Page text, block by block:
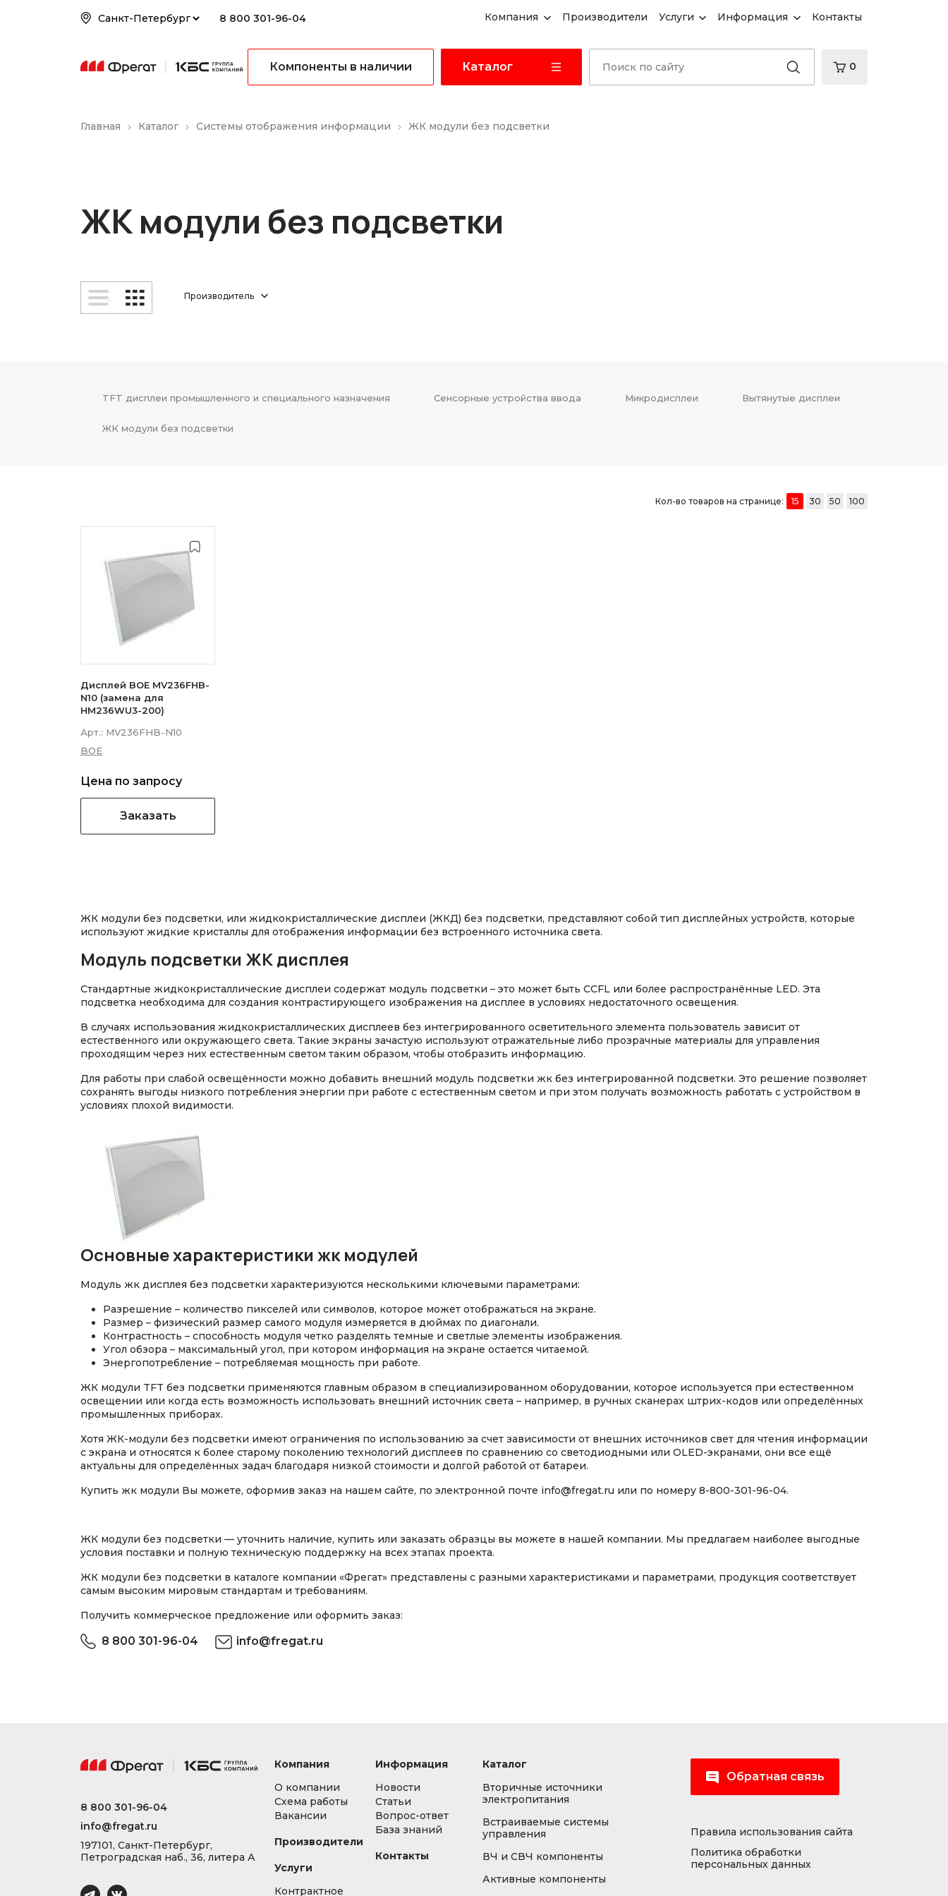
8 800 301-96-04 Компания Производители Услуги Информация Контакты
Компоненты в наличии Каталог 0
Главная Каталог Системы отображения информации ЖК модули без подсветки
ЖК модули без подсветки
Производитель
TFT дисплеи промышленного и специального назначения Сенсорные устройства ввода Микродисплеи Вытянутые дисплеи
ЖК модули без подсветки
Кол-во товаров на странице: 15 30 50 100
Дисплей BOE MV236FHB-
N10 (замена для
HM236WU3-200)
Арт.: MV236FHB-N10
BOE
Цена по запросу
Заказать
ЖК модули без подсветки, или жидкокристаллические дисплеи (ЖКД) без подсветки, представляют собой тип дисплейных устройств, которые
используют жидкие кристаллы для отображения информации без встроенного источника света.
Модуль подсветки ЖК дисплея
Стандартные жидкокристаллические дисплеи содержат модуль подсветки – это может быть CCFL или более распространённые LED. Эта
подсветка необходима для создания контрастирующего изображения на дисплее в условиях недостаточного освещения.
В случаях использования жидкокристаллических дисплеев без интегрированного осветительного элемента пользователь зависит от
естественного или окружающего света. Такие экраны зачастую используют отражательные либо прозрачные материалы для управления
проходящим через них естественным светом таким образом, чтобы отобразить информацию.
Для работы при слабой освещённости можно добавить внешний модуль подсветки жк без интегрированной подсветки. Это решение позволяет
сохранять выгоды низкого потребления энергии при работе с естественным светом и при этом получать возможность работать с устройством в
условиях плохой видимости.
Основные характеристики жк модулей
Модуль жк дисплея без подсветки характеризуются несколькими ключевыми параметрами:
Разрешение – количество пикселей или символов, которое может отображаться на экране.
Размер – физический размер самого модуля измеряется в дюймах по диагонали.
Контрастность – способность модуля четко разделять темные и светлые элементы изображения.
Угол обзора – максимальный угол, при котором информация на экране остается читаемой.
Энергопотребление – потребляемая мощность при работе.
ЖК модули TFT без подсветки применяются главным образом в специализированном оборудовании, которое используется при естественном
освещении или когда есть возможность использовать внешний источник света – например, в ручных сканерах штрих-кодов или определённых
промышленных приборах.
Хотя ЖК-модули без подсветки имеют ограничения по использованию за счет зависимости от внешних источников свет для чтения информации
с экрана и относятся к более старому поколению технологий дисплеев по сравнению со светодиодными или OLED-экранами, они все ещё
актуальны для определённых задач благодаря низкой стоимости и долгой работой от батареи.
Купить жк модули Вы можете, оформив заказ на нашем сайте, по электронной почте info@fregat.ru или по номеру 8-800-301-96-04.
ЖК модули без подсветки — уточнить наличие, купить или заказать образцы вы можете в нашей компании. Мы предлагаем наиболее выгодные
условия поставки и полную техническую поддержку на всех этапах проекта.
ЖК модули без подсветки в каталоге компании «Фрегат» представлены с разными характеристиками и параметрами, продукция соответствует
самым высоким мировым стандартам и требованиям.
Получить коммерческое предложение или оформить заказ:
8 800 301-96-04 info@fregat.ru
8 800 301-96-04
info@fregat.ru
197101, Санкт-Петербург,
Петроградская наб., 36, литера А
Компания
О компании
Схема работы
Вакансии
Производители
Услуги
Контрактное
Информация
Новости
Статьи
Вопрос-ответ
База знаний
Контакты
Каталог
Вторичные источники
электропитания
Встраиваемые системы
управления
ВЧ и СВЧ компоненты
Активные компоненты
Обратная связь
Правила использования сайта
Политика обработки
персональных данных